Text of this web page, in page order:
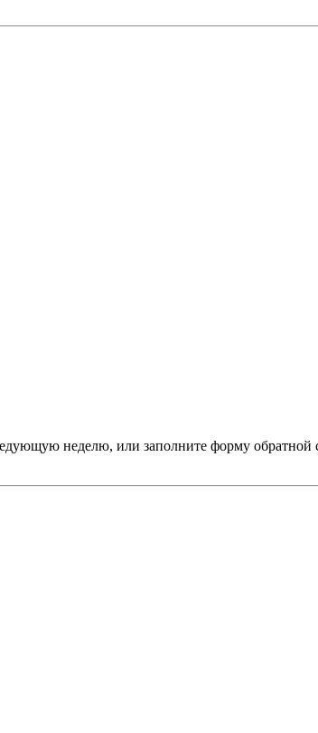
неделю, или заполните форму обратной